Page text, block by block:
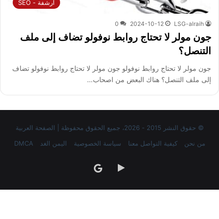
ارشفة - SEO
LSG-alraih
2024-10-12
0
جون مولر لا تحتاج روابط نوفولو تضاف إلى ملف
التنصل؟
جون مولر لا تحتاج روابط نوفولو جون مولر لا تحتاج روابط نوفولو تضاف
إلى ملف التنصل؟ هناك البعض من اصحاب…
© حقوق النشر 2015 - 2026، جميع الحقوق محفوظة | الصفحة العربية
من نحن
كيفية التواصل معنا سياسة الخصوصية اليمن الغد DMCA
‏Google
Play
google
news